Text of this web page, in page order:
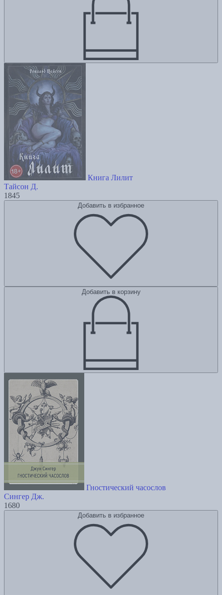
Книга Лилит
Тайсон Д.
1845
Добавить в избранное
Добавить в корзину
Гностический часослов
Сингер Дж.
1680
Добавить в избранное